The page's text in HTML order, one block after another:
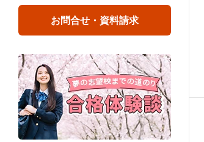
お問合せ・資料請求